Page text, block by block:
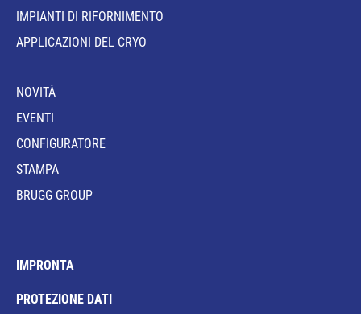
IMPIANTI DI RIFORNIMENTO
APPLICAZIONI DEL CRYO
NOVITÀ
EVENTI
CONFIGURATORE
STAMPA
BRUGG GROUP
IMPRONTA
PROTEZIONE DATI